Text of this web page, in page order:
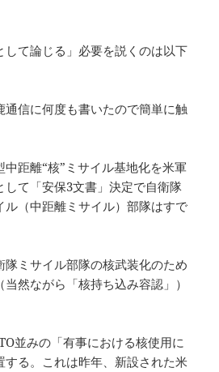
して論じる」必要を説くのは以下
通信に何度も書いたので簡単に触
中距離“核”ミサイル基地化を米軍
して「安保3文書」決定で自衛隊
ル（中距離ミサイル）部隊はすで
隊ミサイル部隊の核武装化のため
然ながら「核持ち込み容認」）
並みの「有事における核使用に
する。これは昨年、新設された米